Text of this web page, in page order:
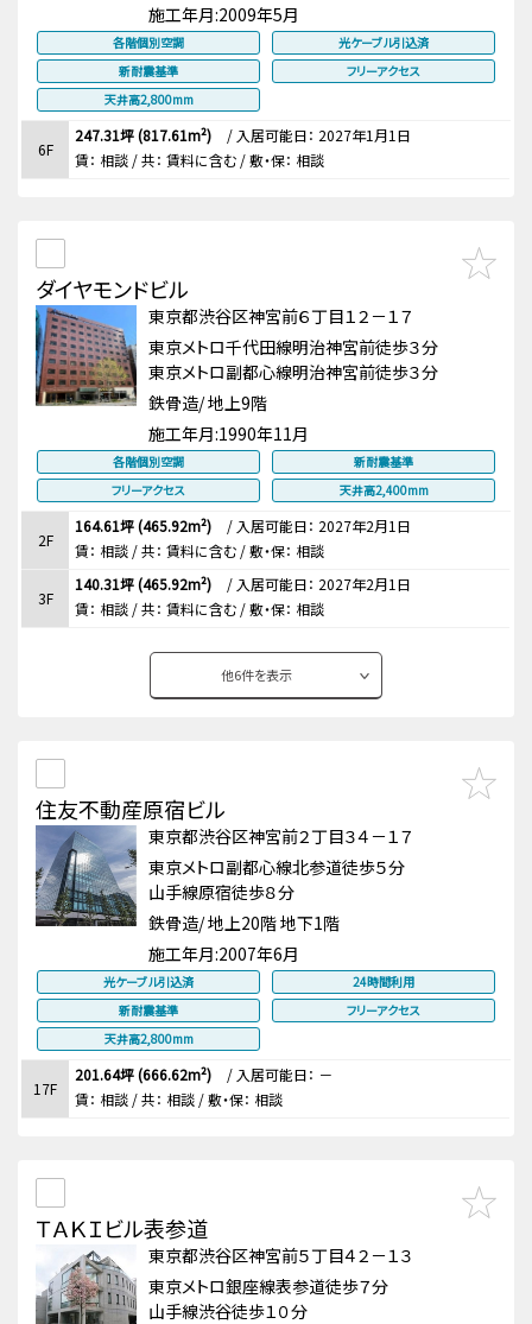
施工年月:2009年5月
各階個別空調
光ケーブル引込済
新耐震基準
フリーアクセス
天井高2,800mm
6F
247.31坪 (817.61m²) / 入居可能日： 2027年1月1日
賃： 相談 / 共： 賃料に含む / 敷・保： 相談
ダイヤモンドビル
東京都渋谷区神宮前６丁目１２－１７
東京メトロ千代田線明治神宮前徒歩３分
東京メトロ副都心線明治神宮前徒歩３分
鉄骨造/ 地上9階
施工年月:1990年11月
各階個別空調
新耐震基準
フリーアクセス
天井高2,400mm
2F
164.61坪 (465.92m²) / 入居可能日： 2027年2月1日
賃： 相談 / 共： 賃料に含む / 敷・保： 相談
3F
140.31坪 (465.92m²) / 入居可能日： 2027年2月1日
賃： 相談 / 共： 賃料に含む / 敷・保： 相談
他6件を表示
住友不動産原宿ビル
東京都渋谷区神宮前２丁目３４－１７
東京メトロ副都心線北参道徒歩５分
山手線原宿徒歩８分
鉄骨造/ 地上20階 地下1階
施工年月:2007年6月
光ケーブル引込済
24時間利用
新耐震基準
フリーアクセス
天井高2,800mm
17F
201.64坪 (666.62m²) / 入居可能日： －
賃： 相談 / 共： 相談 / 敷・保： 相談
ＴＡＫＩビル表参道
東京都渋谷区神宮前５丁目４２－１３
東京メトロ銀座線表参道徒歩７分
山手線渋谷徒歩１０分